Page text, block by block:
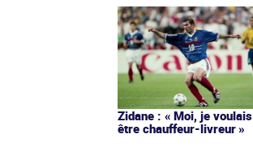
Zidane : « Moi, je voulais
être chauffeur-livreur »